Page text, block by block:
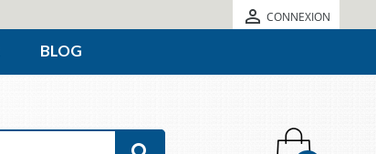
 CONNEXION
BLOG